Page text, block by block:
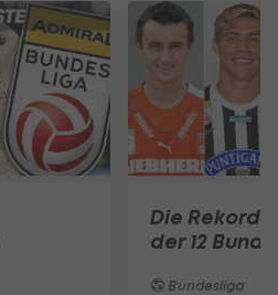
Die Rekord-
der 12
Bundesliga